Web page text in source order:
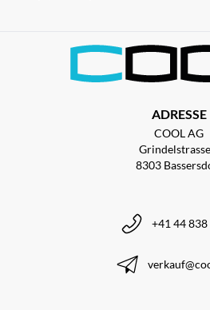
ADRESSE
COOL AG
8303
+41 44 838